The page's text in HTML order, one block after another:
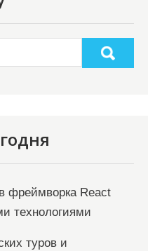
фреймворка React
технологиями
туров и